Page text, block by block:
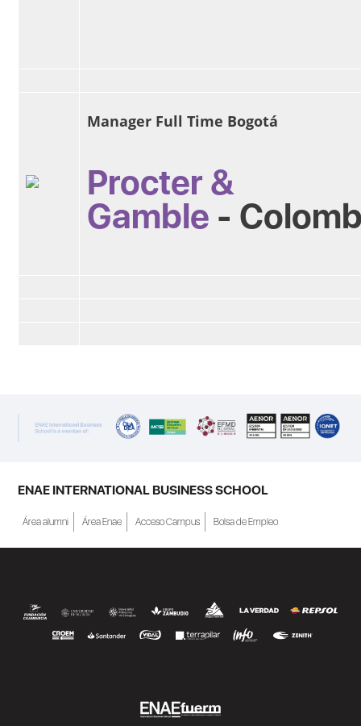
Manager Full Time Bogotá
Procter &
Gamble -
ENAE INTERNATIONAL BUSINESS SCHOOL
Área alumni Área Enae Acceso Campus Bolsa de Empleo